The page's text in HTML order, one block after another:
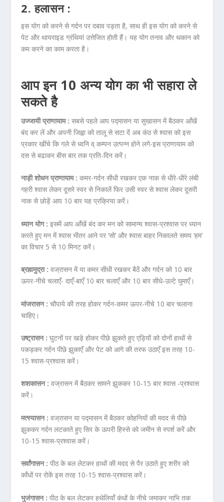
2. हलासन :
इस योग को करने से गर्दन पर दबाव पड़ता है, साथ ही इस योग को करने से
पेट और थायराइड ग्रंथियां उत्तेजित होती हैं। यह योग तनाव और थकान को
कम करने का काम करता है।
आप इन 10 अन्य योग का भी सहारा ले
सकते है
उज्जायी प्राणायाम : सबसे पहले आप पद्मासन या सुखासन में बैठकर आँखें
बंद कर लें और अपनी जिह्वा को तालू से सटा दें अब कंठ से श्वास को इस
प्रकार खींचे कि गले से ध्वनि व् कम्पन उत्पन्न होने लगे-इस प्राणायाम को
दस से बढाकर बीस बार तक प्रति-दिन करें।
नाड़ी शोधन प्राणायाम : कमर-गर्दन सीधी रखकर एक नाक से धीरे-धीरे लंबी
गहरी श्वास लेकर दूसरे स्वर से निकालें फिर उसी स्वर से श्वास लेकर दूसरी
नाक से छोड़ें आप 10 बार यह प्रक्रिया करें।
ध्यान योग : इसमें आप आँखें बंद कर मन को सामान्य श्वास-प्रश्वास पर ध्यान
करते हुए मन में श्वास भीतर आने पर ‘सो’ और श्वास बाहर निकालते समय ‘हम’
का विचार 5 से 10 मिनट करें।
ब्रह्ममुद्रा :वज्रासन में या कमर सीधी रखकर बैठें और गर्दन को 10 बार
ऊपर-नीचे चलाएँ- दाएँ-बाएँ 10 बार चलाएँ और 10 बार सीधे-उल्टे घुमाएँ।
मांजरासन :चौपाये की तरह होकर गर्दन-कमर ऊपर-नीचे 10 बार चलाना
चाहिए।
उष्ट्रासन : घुटनों पर खड़े होकर पीछे झुकते हुए एड़ियों को दोनों हाथों से
पकड़कर गर्दन पीछे झुकाएँ और पेट को आगे की तरफ उठाएँ इस तरह 10-
15 श्वास-प्रश्वास करें।
शशकासन :वज्रासन में बैठकर सामने झुककर 10-15 बार श्वास -प्रश्वास
करें।
मत्स्यासन :वज्रासन या पद्मासन में बैठकर कोहनियों की मदद से पीछे
झुककर गर्दन लटकाते हुए सिर के ऊपरी हिस्से को जमीन से स्पर्श करें और
10-15 श्वास-प्रश्वास करें।
सर्वांगासन : पीठ के बल लेटकर हाथों की मदद से पैर उठाते हुए शरीर को
काँधों पर रोकें इस तरह 10-15 श्वास-प्रश्वास करें।
भुजंगासन : पीठ के बल लेटकर हथेलियाँ कंधों के नीचे जमाकर नाभि तक